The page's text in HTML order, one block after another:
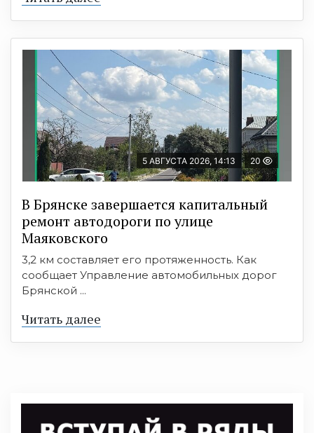
5 АВГУСТА 2026, 14:13 20
В Брянске завершается капитальный
ремонт автодороги по улице
Маяковского
3,2 км составляет его протяженность. Как
сообщает Управление автомобильных дорог
Брянской ...
Читать далее